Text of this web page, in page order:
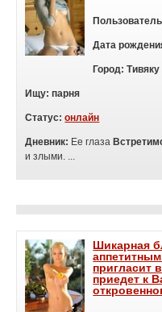
Дата
Город: Тивяку
Ищу: парня
Статус:онлайн
Дневник: Ее глаза
и злыми. ...
Шикарная
пригласит
приедет к